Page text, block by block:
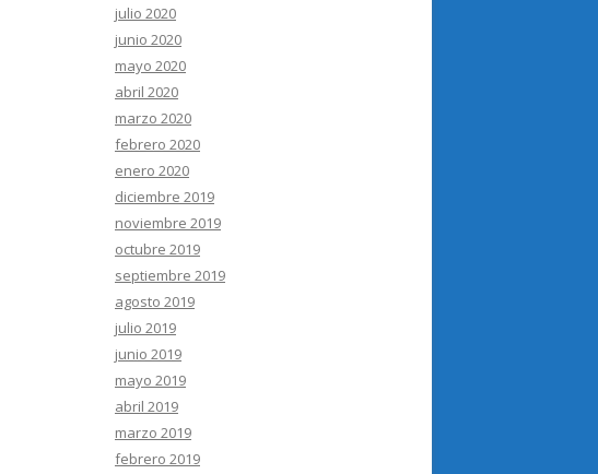
julio 2020
junio 2020
mayo 2020
abril 2020
marzo 2020
febrero 2020
enero 2020
diciembre 2019
noviembre 2019
octubre 2019
septiembre 2019
agosto 2019
julio 2019
junio 2019
mayo 2019
abril 2019
marzo 2019
febrero 2019